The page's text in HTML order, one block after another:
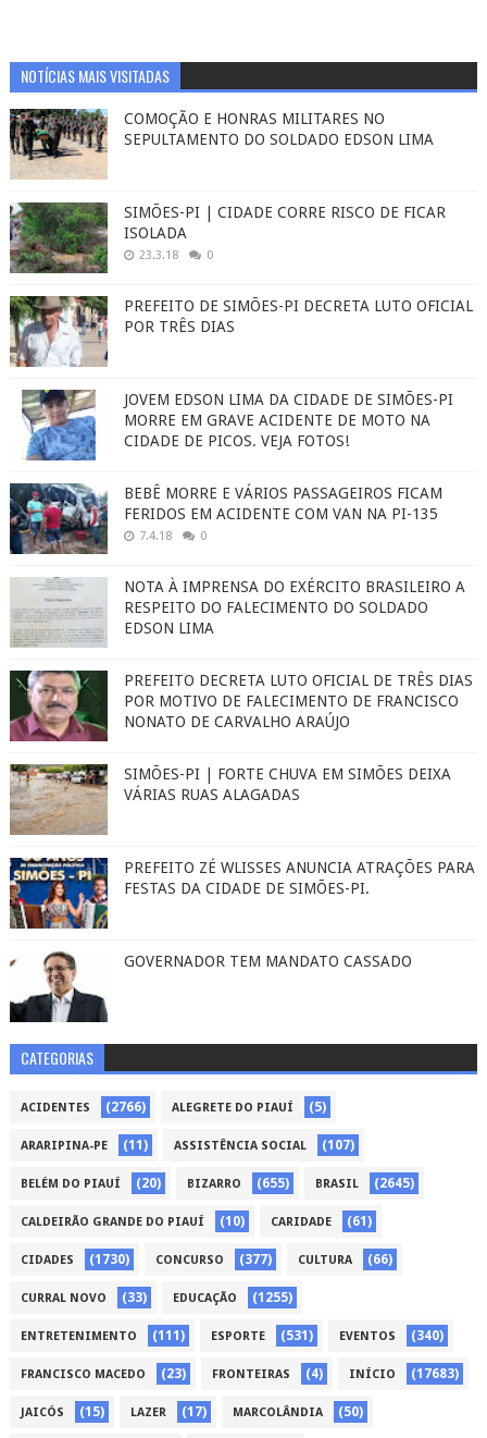
NOTÍCIAS MAIS VISITADAS
COMOÇÃO E HONRAS MILITARES NO
SEPULTAMENTO DO SOLDADO EDSON LIMA
SIMÕES-PI | CIDADE CORRE RISCO DE FICAR
ISOLADA
23.3.18 0
PREFEITO DE SIMÕES-PI DECRETA LUTO OFICIAL
POR TRÊS DIAS
JOVEM EDSON LIMA DA CIDADE DE SIMÕES-PI
MORRE EM GRAVE ACIDENTE DE MOTO NA
CIDADE DE PICOS. VEJA FOTOS!
BEBÊ MORRE E VÁRIOS PASSAGEIROS FICAM
FERIDOS EM ACIDENTE COM VAN NA PI-135
7.4.18 0
NOTA À IMPRENSA DO EXÉRCITO BRASILEIRO A
RESPEITO DO FALECIMENTO DO SOLDADO
EDSON LIMA
PREFEITO DECRETA LUTO OFICIAL DE TRÊS DIAS
POR MOTIVO DE FALECIMENTO DE FRANCISCO
NONATO DE CARVALHO ARAÚJO
SIMÕES-PI | FORTE CHUVA EM SIMÕES DEIXA
VÁRIAS RUAS ALAGADAS
PREFEITO ZÉ WLISSES ANUNCIA ATRAÇÕES PARA
FESTAS DA CIDADE DE SIMÕES-PI.
GOVERNADOR TEM MANDATO CASSADO
CATEGORIAS
ACIDENTES (2766) ALEGRETE DO PIAUÍ (5)
ARARIPINA-PE (11) ASSISTÊNCIA SOCIAL (107)
BELÉM DO PIAUÍ (20) BIZARRO (655) BRASIL (2645)
CALDEIRÃO GRANDE DO PIAUÍ (10) CARIDADE (61)
CIDADES (1730) CONCURSO (377) CULTURA (66)
CURRAL NOVO (33) EDUCAÇÃO (1255)
ENTRETENIMENTO (111) ESPORTE (531) EVENTOS (340)
FRANCISCO MACEDO (23) FRONTEIRAS (4) INÍCIO (17683)
JAICÓS (15) LAZER (17) MARCOLÂNDIA (50)